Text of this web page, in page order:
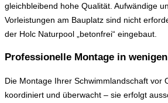
gleichbleibend hohe Qualität. Aufwändige
Vorleistungen am Bauplatz sind nicht
der Holc Naturpool „betonfrei“ eingebaut.
Professionelle Montage in
Die Montage Ihrer Schwimmlandschaft vor
koordiniert und überwacht – sie erfolgt